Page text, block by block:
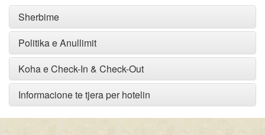
Sherbime
Politika e Anullimit
Koha e Check-In & Check-Out
Informacione te tjera per hotelin